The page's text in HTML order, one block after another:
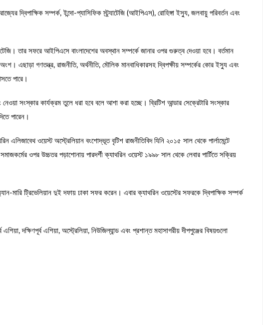
দ্বিপাক্ষিক সম্পর্ক, ইন্দো-প্যাসিফিক স্ট্র্যাটেজি (আইপিএস), রোহিঙ্গা ইস্যু, জলবায়ু পরিবর্তন এবং
তার সফরে আইপিএসে বাংলাদেশের অবস্থান সম্পর্কে জানার ওপর গুরুত্ব দেওয়া হবে। বর্তমান
এছাড়া গণতন্ত্র, রাজনীতি, অর্থনীতি, মৌলিক মানবাধিকারসহ দ্বিপক্ষীয় সম্পর্কের কোর ইস্যু এবং
পারে।
নেওয়া সংস্কার কার্যক্রম তুলে ধরা হবে বলে আশা করা হচ্ছে। ব্রিটিশ আন্ডার সেক্রেটারি সংস্কার
পারেন।
এলিজাবেথ ওয়েস্ট অস্ট্রেলিয়ান বংশোদ্ভূত বৃটিশ রাজনীতিবিদ যিনি ২০১৫ সাল থেকে পার্লামেন্টে
ওপর উচ্চতর পড়াশোনায় পারদর্শী ক্যাথরিন ওয়েস্ট ১৯৯৮ সাল থেকে লেবার পার্টিতে সক্রিয়
মারি ট্রিভেলিয়ান দুই দফায় ঢাকা সফর করেন। এবার ক্যাথরিন ওয়েস্টের সফরকে দ্বিপাক্ষিক সম্পর্ক
দক্ষিণপূর্ব এশিয়া, অস্ট্রেলিয়া, নিউজিল্যান্ড এবং প্রশান্ত মহাসাগরীয় দীপপুঞ্জের বিষয়গুলো